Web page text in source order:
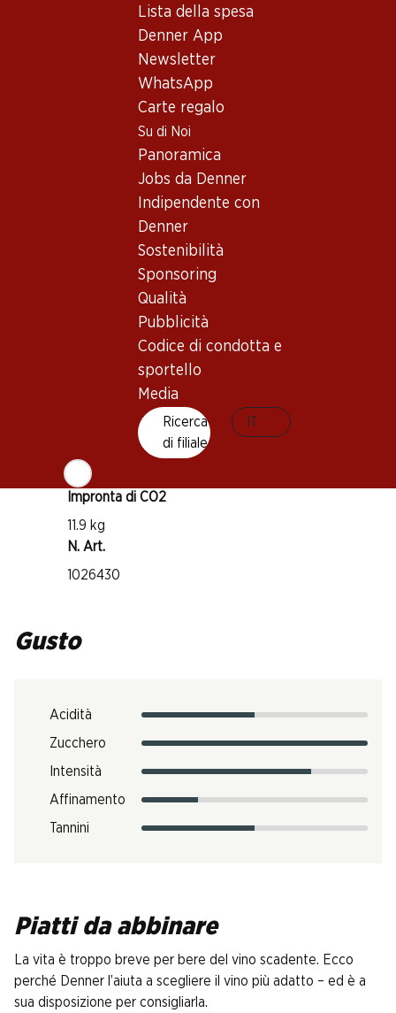
Lista della spesa
Denner App
Newsletter
WhatsApp
Carte regalo
Su di Noi
Panoramica
Jobs da Denner
Indipendente con
Denner
Sostenibilità
Sponsoring
Qualità
Pubblicità
Codice di condotta e
sportello
Media
Ricerca
di filiale
Buono a sapersi
Zinfandel (Primitivo)
Chardonnay
Maturità di beva
Temperatura di beva
6–8 °C
Impronta di CO2
11.9 kg
N. Art.
1026430
Gusto
Acidità
Zucchero
Intensità
Affinamento
Tannini
Piatti da abbinare
La vita è troppo breve per bere del vino scadente. Ecco
perché Denner l’aiuta a scegliere il vino più adatto – ed è a
sua disposizione per consigliarla.